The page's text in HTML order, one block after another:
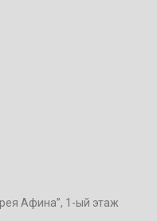
Афина”, 1-ый этаж